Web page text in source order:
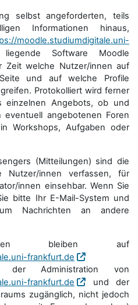
selbst angeforderten, teils
Informationen hinaus,
moodle.studiumdigitale.uni-
Software Moodle
Zeit welche Nutzer/innen auf
und auf welche Profile
Protokolliert wird ferner
einzelnen Angebots, ob und
angebotenen Foren
Workshops, Aufgaben oder
(Mitteilungen) sind die
innen verfassen, für
innen einsehbar. Wenn Sie
bitte Ihr E-Mail-System und
Nachrichten an andere
bleiben auf
frankfurt.de
der Administration von
frankfurt.de
und der
zugänglich, nicht jedoch